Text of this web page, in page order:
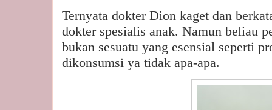
Ternyata dokter Dion kaget dan
dokter spesialis anak. Namun beliau
bukan sesuatu yang esensial seperti
dikonsumsi ya tidak apa-apa.